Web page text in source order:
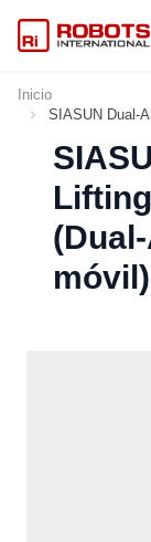
Inicio
SIASUN Dual-
móvil)